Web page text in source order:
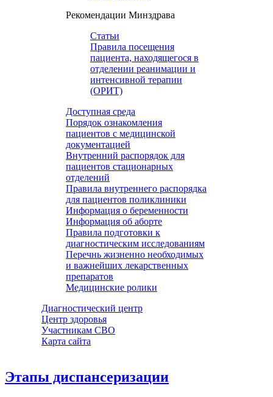
Рекомендации Минздрава
Статьи
Правила посещения
пациента, находящегося в
отделении реанимации и
интенсивной терапии
(ОРИТ)
Доступная среда
Порядок ознакомления
пациентов с медицинской
документацией
Внутренний распорядок для
пациентов стационарных
отделений
Правила внутреннего распорядка
для пациентов поликлиники
Информация о беременности
Информация об аборте
Правила подготовки к
диагностическим исследованиям
Перечнь жизненно необходимых
и важнейших лекарственных
препаратов
Медицинские ролики
Диагностический центр
Центр здоровья
Участникам СВО
Карта сайта
Этапы диспансеризации